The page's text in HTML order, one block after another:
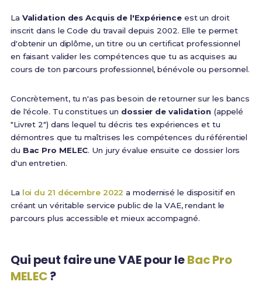
La Validation des Acquis de l'Expérienceest un droit
inscrit dans le Code du travail depuis 2002. Elle te permet
d'obtenir un diplôme, un titre ou un certificat professionnel
en faisant valider les compétences que tu as acquises au
cours de ton parcours professionnel, bénévole ou personnel.
Concrètement, tu n'as pas besoin de retourner sur les bancs
de l'école. Tu constitues un dossier de validation(appelé
"Livret 2") dans lequel tu décris tes expériences et tu
démontres que tu maîtrises les compétences du référentiel
du Bac Pro MELEC. Un jury évalue ensuite ce dossier lors
d'un entretien.
La loi du 21 décembre 2022 a modernisé le dispositif en
créant un véritable service public de la VAE, rendant le
parcours plus accessible et mieux accompagné.
Qui peut faire une VAE pour leBac Pro
MELEC?